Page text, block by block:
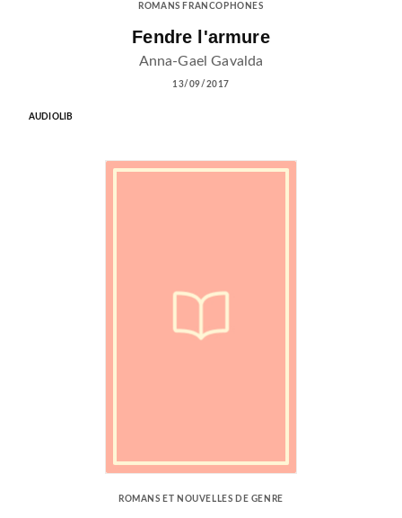
ROMANS FRANCOPHONES
Fendre l'armure
Anna-Gael Gavalda
13/09/2017
AUDIOLIB
ROMANS ET NOUVELLES DE GENRE